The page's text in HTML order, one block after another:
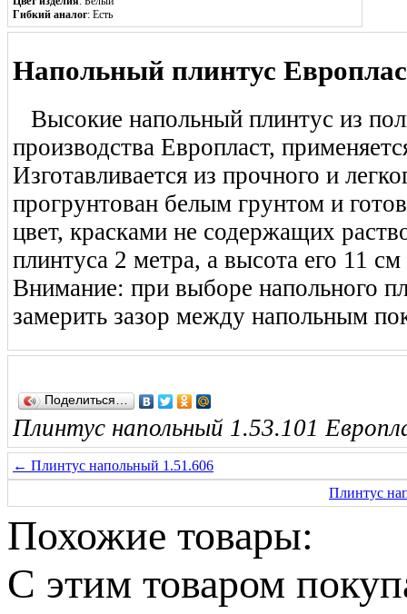
Гибкий аналог: Есть
Напольный плинтус
Высокие напольный плинтус из
производства Европласт,
Изготавливается из прочного и
прогрунтован белым грунтом и
цвет, красками не содержащих
плинтуса 2 метра, а высота его 11
Внимание: при выборе напольного
замерить зазор между напольным
Поделиться…
Плинтус напольный 1.53.101
← Плинтус напольный 1.51.606
Плинтус
Похожие товары:
C этим товаром